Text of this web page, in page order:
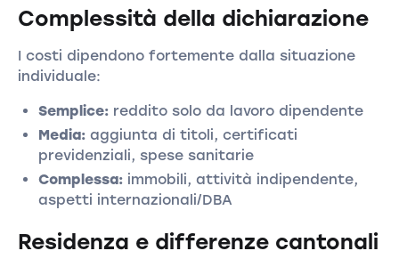
Complessità della dichiarazione
I costi dipendono fortemente dalla situazione
individuale:
Semplice: reddito solo da lavoro dipendente
Media: aggiunta di titoli, certificati
previdenziali, spese sanitarie
Complessa: immobili, attività indipendente,
aspetti internazionali/DBA
Residenza e differenze cantonali